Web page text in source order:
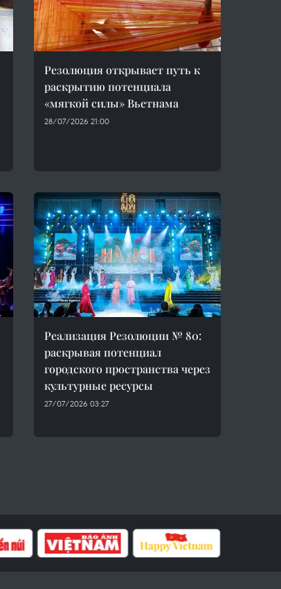
Резолюция открывает путь к
раскрытию потенциала
«мягкой силы» Вьетнама
28/07/2026 21:00
Реализация Резолюции № 80:
раскрывая потенциал
городского пространства через
культурные ресурсы
27/07/2026 03:27